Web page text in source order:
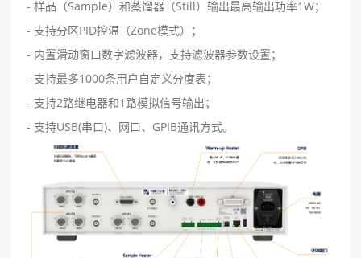
- 样品（Sample）和蒸馏器（Still）输出最⾼输出功率1W；
- ⽀持分区PID控温（Zone模式）；
- 内置滑动窗⼝数字滤波器，⽀持滤波器参数设置；
- ⽀持最多1000条⽤户⾃定义分度表；
- ⽀持2路继电器和1路模拟信号输出；
- ⽀持USB(串⼝)、⽹⼝、GPIB通讯⽅式。